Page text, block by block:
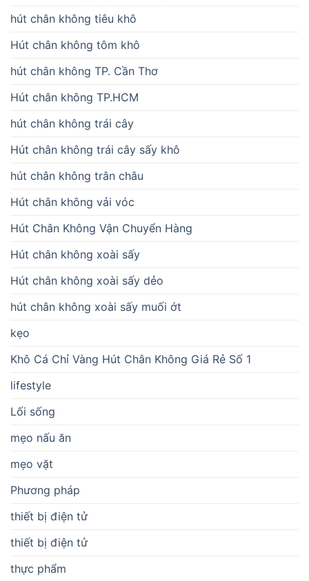
hút chân không tiêu khô
Hút chân không tôm khô
hút chân không TP. Cần Thơ
Hút chân không TP.HCM
hút chân không trái cây
Hút chân không trái cây sấy khô
hút chân không trân châu
Hút chân không vải vóc
Hút Chân Không Vận Chuyển Hàng
Hút chân không xoài sấy
Hút chân không xoài sấy dẻo
hút chân không xoài sấy muối ớt
kẹo
Khô Cá Chỉ Vàng Hút Chân Không Giá Rẻ Số 1
lifestyle
Lối sống
mẹo nấu ăn
mẹo vặt
Phương pháp
thiết bị điện tử
thiết bị điện tử
thực phẩm